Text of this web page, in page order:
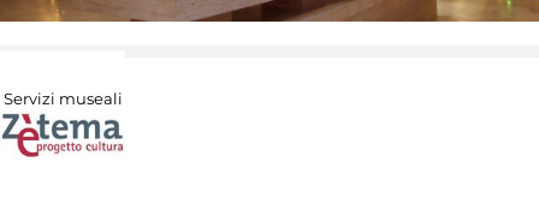
Servizi museali